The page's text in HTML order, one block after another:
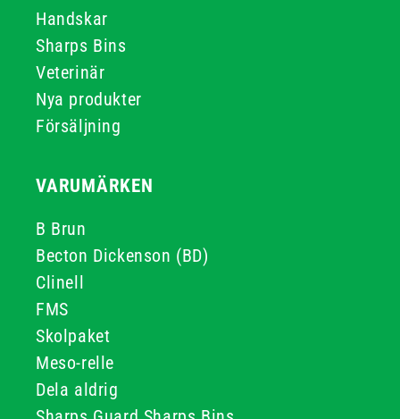
Handskar
Sharps Bins
Veterinär
Nya produkter
Försäljning
VARUMÄRKEN
B Brun
Becton Dickenson (BD)
Clinell
FMS
Skolpaket
Meso-relle
Dela aldrig